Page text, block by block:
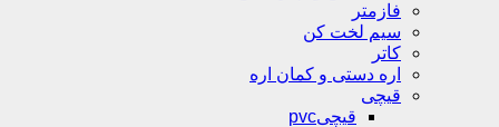
فازمتر
سیم لخت کن
کاتر
اره دستی و کمان اره
قیچی
قیچیpvc